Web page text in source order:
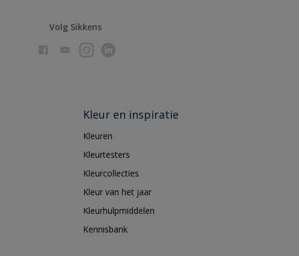
Volg Sikkens
Kleur en inspiratie
Kleuren
Kleurtesters
Kleurcollecties
Kleur van het jaar
Kleurhulpmiddelen
Kennisbank